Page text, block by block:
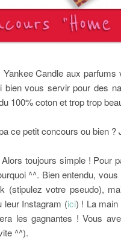
Candle aux
bien vous servir pour des
100% coton et trop trop
ce petit concours ou bien ?
toujours simple ! Pour
^^. Bien entendu,
(stipulez votre pseudo),
leur Instagram (ici) ! La main
les gagnantes ! Vous
^^).